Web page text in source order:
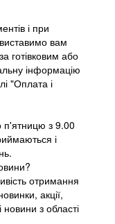
і при
вам
готівковим або
інформацію
"Оплата і
п'ятницю з 9.00
і
отримання
акції,
з області